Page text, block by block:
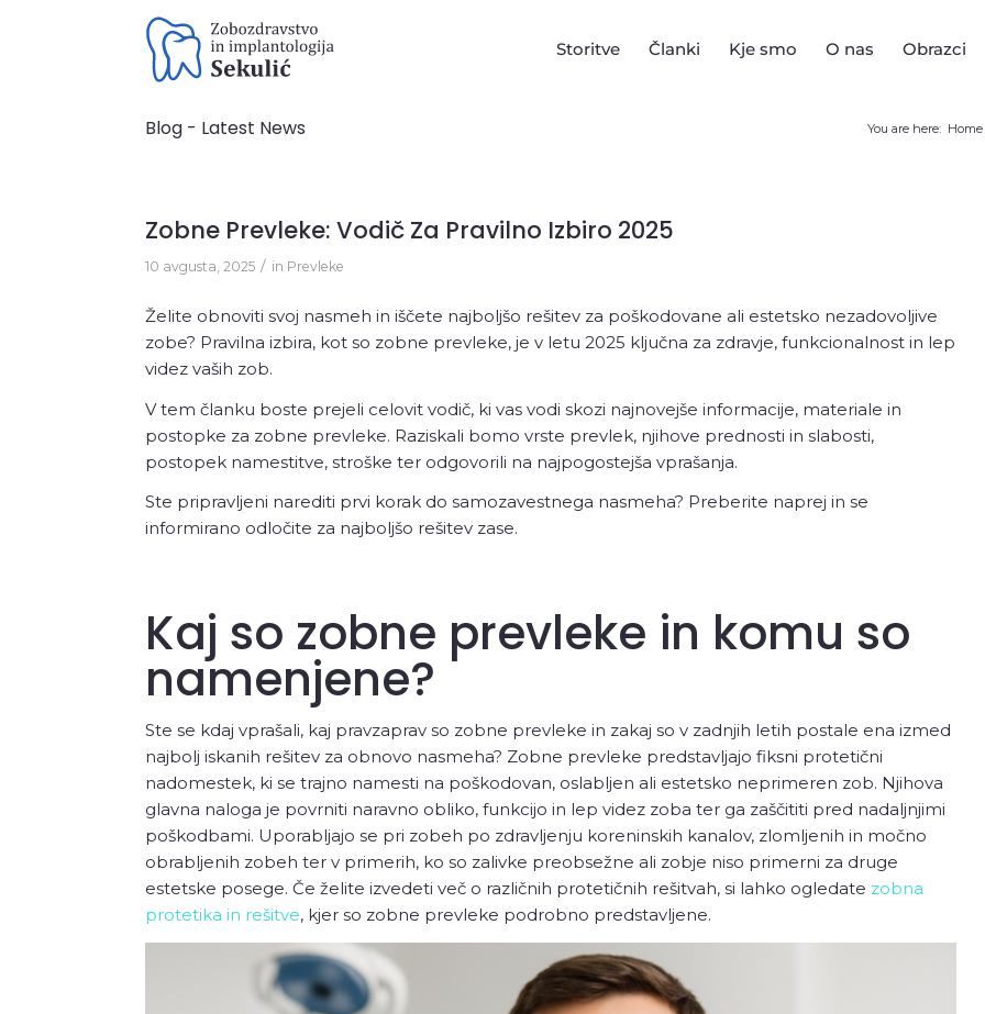
Storitve Članki Kje smo O nas Obrazci
Preventiva
Stomatološki pregled
ortopanom
Čiščenje zobnega kamna
Zdravljenje zoba Oralna kirurgija
Odstranjevanje zob
Zobni
Zobna
Blog - Latest News You are here: Home
Zobne Prevleke: Vodič Za Pravilno Izbiro 2025
10 avgusta, 2025 / in Prevleke
Želite obnoviti svoj nasmeh in iščete najboljšo rešitev za poškodovane ali estetsko nezadovoljive
zobe? Pravilna izbira, kot so zobne prevleke, je v letu 2025 ključna za zdravje, funkcionalnost in lep
videz vaših zob.
V tem članku boste prejeli celovit vodič, ki vas vodi skozi najnovejše informacije, materiale in
postopke za zobne prevleke. Raziskali bomo vrste prevlek, njihove prednosti in slabosti,
postopek namestitve, stroške ter odgovorili na najpogostejša vprašanja.
Ste pripravljeni narediti prvi korak do samozavestnega nasmeha? Preberite naprej in se
informirano odločite za najboljšo rešitev zase.
Kaj so zobne prevleke in komu so
namenjene?
Ste se kdaj vprašali, kaj pravzaprav so zobne prevleke in zakaj so v zadnjih letih postale ena izmed
najbolj iskanih rešitev za obnovo nasmeha? Zobne prevleke predstavljajo fiksni protetični
nadomestek, ki se trajno namesti na poškodovan, oslabljen ali estetsko neprimeren zob. Njihova
glavna naloga je povrniti naravno obliko, funkcijo in lep videz zoba ter ga zaščititi pred nadaljnjimi
poškodbami. Uporabljajo se pri zobeh po zdravljenju koreninskih kanalov, zlomljenih in močno
obrabljenih zobeh ter v primerih, ko so zalivke preobsežne ali zobje niso primerni za druge
estetske posege. Če želite izvedeti več o različnih protetičnih rešitvah, si lahko ogledate zobna
protetika in rešitve, kjer so zobne prevleke podrobno predstavljene.